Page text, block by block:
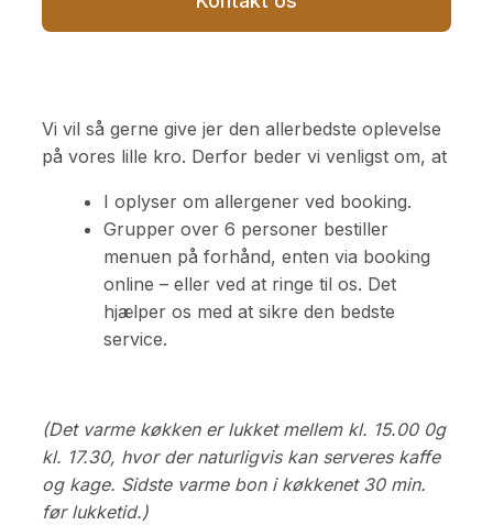
Vi vil så gerne give jer den allerbedste oplevelse
på vores lille kro. Derfor beder vi venligst om, at
I oplyser om allergener ved booking.
Grupper over 6 personer bestiller
menuen på forhånd, enten via booking
online – eller ved at ringe til os. Det
hjælper os med at sikre den bedste
service.
(Det varme køkken er lukket mellem kl. 15.00 0g
kl. 17.30, hvor der naturligvis kan serveres kaffe
og kage. Sidste varme bon i køkkenet 30 min.
før lukketid.)